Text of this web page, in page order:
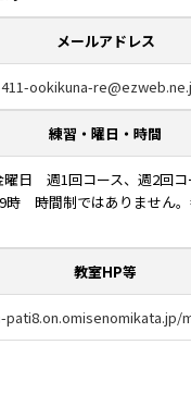
メールアドレス
ookikuna-
練習・曜日・時間
日 週1回コース、週2回コ
時 時間制ではありません
教室HP等